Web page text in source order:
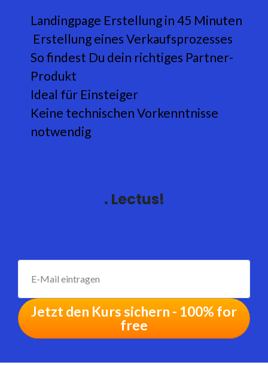
Landingpage Erstellung in 45 Minuten
Erstellung eines Verkaufsprozesses
So findest Du dein richtiges Partner-
Produkt
Ideal für Einsteiger
Keine technischen Vorkenntnisse
notwendig
. Lectus!
Jetzt den Kurs sichern - 100% for
free